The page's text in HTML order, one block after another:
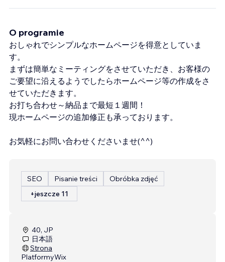
O programie
おしゃれでシンプルなホームページを得意としていま
す。
まずは簡単なミーティングをさせていただき、お客様の
ご要望に沿えるようでしたらホームページ等の作成をさ
せていただきます。
お打ち合わせ～納品まで最短１週間！
現ホームページの追加修正も承っております。
お気軽にお問い合わせくださいませ(^^)
SEO Pisanie treści
Obróbka zdjęć
+jeszcze 11
40, JP
日本語
Strona
PlatformyWix